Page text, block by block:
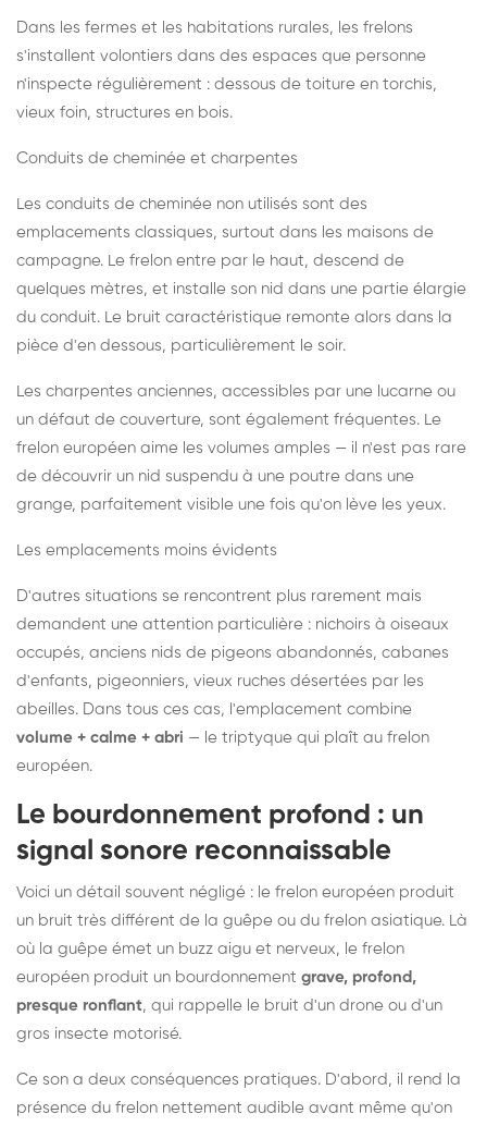
Dans les fermes et les habitations rurales, les frelons
s'installent volontiers dans des espaces que personne
n'inspecte régulièrement : dessous de toiture en torchis,
vieux foin, structures en bois.
Conduits de cheminée et charpentes
Les conduits de cheminée non utilisés sont des
emplacements classiques, surtout dans les maisons de
campagne. Le frelon entre par le haut, descend de
quelques mètres, et installe son nid dans une partie élargie
du conduit. Le bruit caractéristique remonte alors dans la
pièce d'en dessous, particulièrement le soir.
Les charpentes anciennes, accessibles par une lucarne ou
un défaut de couverture, sont également fréquentes. Le
frelon européen aime les volumes amples — il n'est pas rare
de découvrir un nid suspendu à une poutre dans une
grange, parfaitement visible une fois qu'on lève les yeux.
Les emplacements moins évidents
D'autres situations se rencontrent plus rarement mais
demandent une attention particulière : nichoirs à oiseaux
occupés, anciens nids de pigeons abandonnés, cabanes
d'enfants, pigeonniers, vieux ruches désertées par les
abeilles. Dans tous ces cas, l'emplacement combine
volume + calme + abri — le triptyque qui plaît au frelon
européen.
Le bourdonnement profond : un
signal sonore reconnaissable
Voici un détail souvent négligé : le frelon européen produit
un bruit très différent de la guêpe ou du frelon asiatique. Là
où la guêpe émet un buzz aigu et nerveux, le frelon
européen produit un bourdonnement grave, profond,
presque ronflant, qui rappelle le bruit d'un drone ou d'un
gros insecte motorisé.
Ce son a deux conséquences pratiques. D'abord, il rend la
présence du frelon nettement audible avant même qu'on